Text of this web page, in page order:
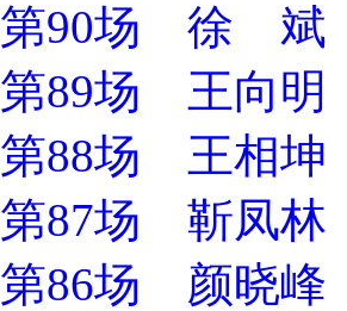
第90场 徐 斌
第89场 王向明
第88场 王相坤
第87场 靳凤林
第86场 颜晓峰